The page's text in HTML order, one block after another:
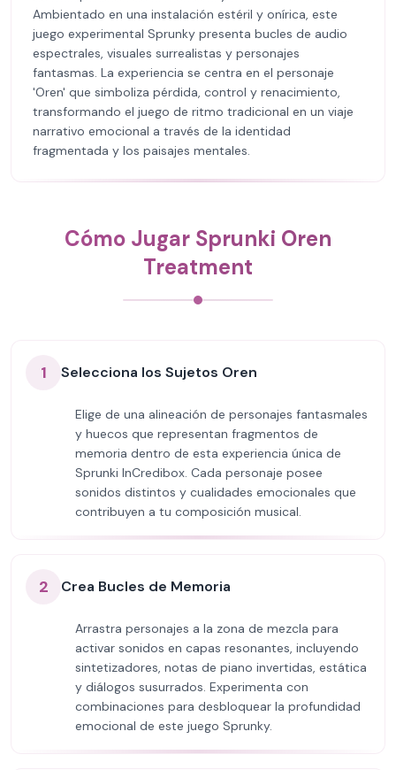
Ambientado en una instalación estéril y onírica, este
juego experimental Sprunky presenta bucles de audio
espectrales, visuales surrealistas y personajes
fantasmas. La experiencia se centra en el personaje
'Oren' que simboliza pérdida, control y renacimiento,
transformando el juego de ritmo tradicional en un viaje
narrativo emocional a través de la identidad
fragmentada y los paisajes mentales.
Cómo Jugar Sprunki Oren
Treatment
1 Selecciona los Sujetos Oren
Elige de una alineación de personajes fantasmales
y huecos que representan fragmentos de
memoria dentro de esta experiencia única de
Sprunki InCredibox. Cada personaje posee
sonidos distintos y cualidades emocionales que
contribuyen a tu composición musical.
2 Crea Bucles de Memoria
Arrastra personajes a la zona de mezcla para
activar sonidos en capas resonantes, incluyendo
sintetizadores, notas de piano invertidas, estática
y diálogos susurrados. Experimenta con
combinaciones para desbloquear la profundidad
emocional de este juego Sprunky.